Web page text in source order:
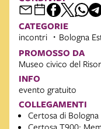
CATEGORIE
incontri Bologna
PROMOSSO DA
Museo civico del
INFO
evento gratuito
COLLEGAMENTI
Certosa di